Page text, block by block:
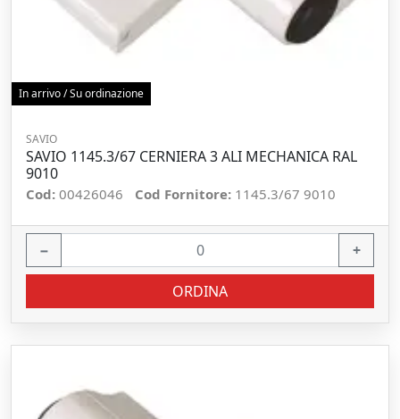
In arrivo / Su ordinazione
SAVIO
SAVIO 1145.3/67 CERNIERA 3 ALI MECHANICA RAL
9010
Cod: 00426046 Cod Fornitore: 1145.3/67 9010
− +
ORDINA